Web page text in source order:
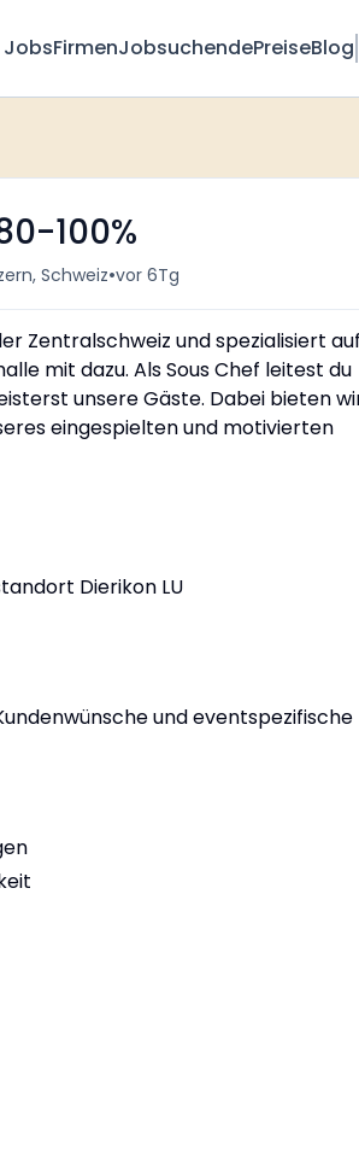
JobsFirmenJobsuchendePreiseBlog
100%
Schweiz•vor 6Tg
Zentralschweiz und spezialisiert
mit dazu. Als Sous Chef leitest du
unsere Gäste. Dabei bieten
eingespielten und motivierten
Dierikon LU
und eventspezifische